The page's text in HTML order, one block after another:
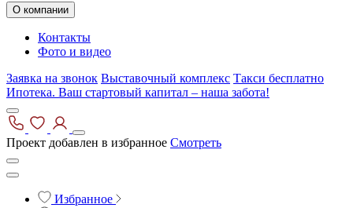
О компании
Контакты
Фото и видео
Заявка на звонок Выставочный комплекс Такси бесплатно
Ипотека. Ваш стартовый капитал – наша забота!
Проект добавлен в избранное Смотреть
Избранное